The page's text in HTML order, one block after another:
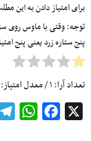
برای امتیاز دادن به این
توجه: وقتی با ماوس روی
پنج ستاره زرد یعنی پنج
تعداد آرا:۱/ معدل امتیاز:
Facebook